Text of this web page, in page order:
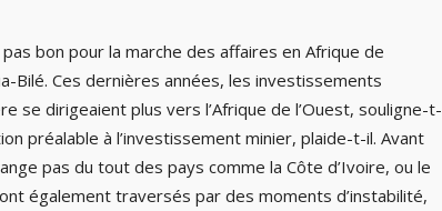
pas bon pour la marche des affaires en Afrique de
Bilé. Ces dernières années, les investissements
se dirigeaient plus vers l’Afrique de l’Ouest, souligne-t-
préalable à l’investissement minier, plaide-t-il. Avant
pas du tout des pays comme la Côte d’Ivoire, ou le
également traversés par des moments d’instabilité,